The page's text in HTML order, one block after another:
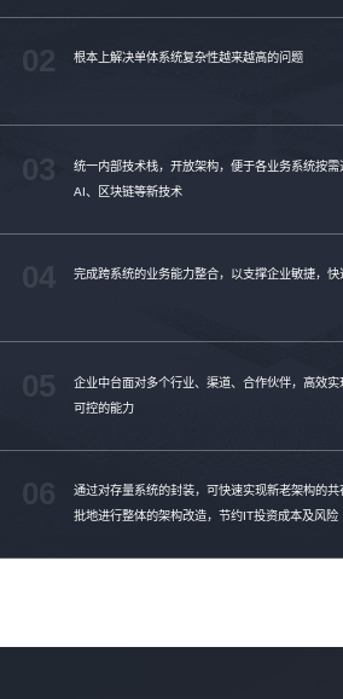
根本上解决单体系统复杂性越来越高的问题
02
统一内部技术栈，开放架构，便于各业务系统按
AI、区块链等新技术
03
完成跨系统的业务能力整合，以支撑企业敏捷，
企业中台面对多个行业、渠道、合作伙伴，高效
可控的能力
05
通过对存量系统的封装，可快速实现新老架构的
批地进行整体的架构改造，节约IT投资成本及风险
06